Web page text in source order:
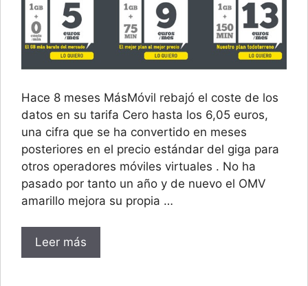
Hace 8 meses MásMóvil rebajó el coste de los
datos en su tarifa Cero hasta los 6,05 euros,
una cifra que se ha convertido en meses
posteriores en el precio estándar del giga para
otros operadores móviles virtuales . No ha
pasado por tanto un año y de nuevo el OMV
amarillo mejora su propia …
Leer más